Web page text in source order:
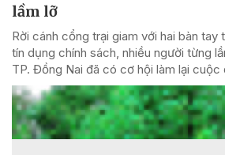
lầm lỡ
Rời cánh cổng trại giam với hai bàn tay
tín dụng chính sách, nhiều người từng
TP. Đồng Nai đã có cơ hội làm lại cuộc